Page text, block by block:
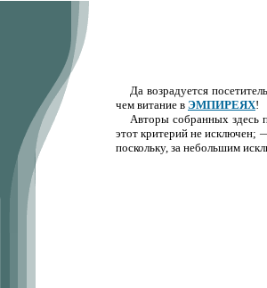
Да возрадуется
чем витание в ЭМПИРЕЯХ!
Авторы собранных здесь
этот критерий не исключен;
поскольку, за небольшим